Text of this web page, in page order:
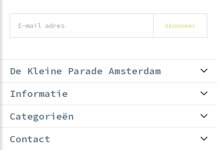
Abonneer
De Kleine Parade Amsterdam
Informatie
Categorieën
Contact